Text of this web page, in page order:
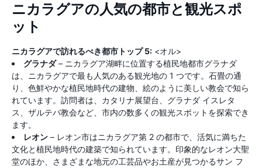
ニカラグアの人気の都市と観光スポ
ット
ニカラグアで訪れるべき都市トップ 5: <オル>
グラナダ– ニカラグア湖畔に位置する植民地都市グラナダ
は、ニカラグアで最も人気のある観光地の 1 つです。石畳の通
り、色鮮やかな植民地時代の建物、絵のように美しい教会で知ら
れています。訪問者は、カタリナ展望台、グラナダ イスレタ
ス、ザルテバ教会など、市内の数多くの観光スポットを探索でき
ます。
レオン – レオン市はニカラグア第 2 の都市で、活気に満ちた
文化と植民地時代の建築で知られています。印象的なレオン大聖
堂のほか、さまざまな地元の工芸品やお土産が見つかるサン フ